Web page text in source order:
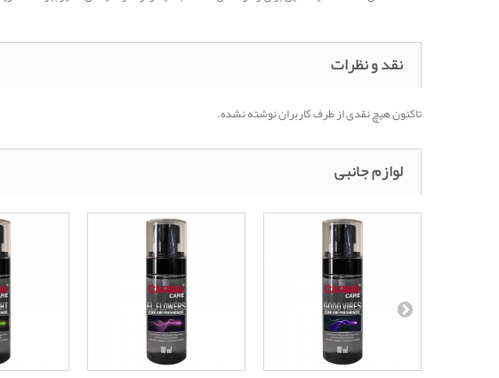
نقد و نظرات
تاکنون هیچ نقدی از طرف کاربران نوشته نشده.
لوازم جانبی